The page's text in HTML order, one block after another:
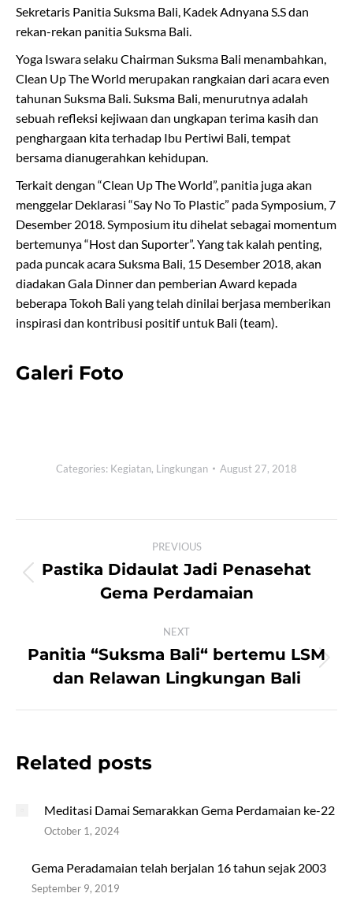
Sekretaris Panitia Suksma Bali, Kadek Adnyana S.S dan
rekan-rekan panitia Suksma Bali.
Yoga Iswara selaku Chairman Suksma Bali menambahkan,
Clean Up The World merupakan rangkaian dari acara even
tahunan Suksma Bali. Suksma Bali, menurutnya adalah
sebuah refleksi kejiwaan dan ungkapan terima kasih dan
penghargaan kita terhadap Ibu Pertiwi Bali, tempat
bersama dianugerahkan kehidupan.
Terkait dengan “Clean Up The World”, panitia juga akan
menggelar Deklarasi “Say No To Plastic” pada Symposium, 7
Desember 2018. Symposium itu dihelat sebagai momentum
bertemunya “Host dan Suporter”. Yang tak kalah penting,
pada puncak acara Suksma Bali, 15 Desember 2018, akan
diadakan Gala Dinner dan pemberian Award kepada
beberapa Tokoh Bali yang telah dinilai berjasa memberikan
inspirasi dan kontribusi positif untuk Bali (team).
Galeri Foto
Categories: Kegiatan, Lingkungan August 27, 2018
navigation
PREVIOUS
Previous
post:
Pastika Didaulat Jadi Penasehat
Gema Perdamaian
NEXT
Next
post:
Panitia “Suksma Bali“ bertemu LSM
dan Relawan Lingkungan Bali
Related posts
Meditasi Damai Semarakkan Gema Perdamaian ke-22
October 1, 2024
Gema Peradamaian telah berjalan 16 tahun sejak 2003
September 9, 2019